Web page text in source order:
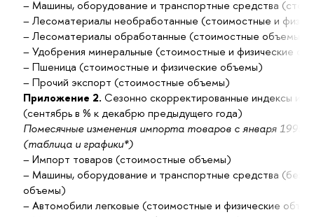
– Машины, оборудование и транспортные средства
– Лесоматериалы необработанные (стоимостные и
– Лесоматериалы обработанные (стоимостные объемы)
– Удобрения минеральные (стоимостные и физические
– Пшеница (стоимостные и физические объемы)
– Прочий экспорт (стоимостные объемы)
Приложение 2. Сезонно скорректированные индексы
(сентябрь в % к декабрю предыдущего года)
Помесячные изменения импорта товаров с января 1995
(таблица и графики*)
– Импорт товаров (стоимостные объемы)
– Машины, оборудование и транспортные средства (без
объемы)
– Автомобили легковые (стоимостные и физические